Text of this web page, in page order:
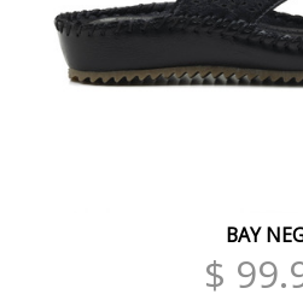
ROCA
PASIÓN
TEXAS
PLATA
BAY
$